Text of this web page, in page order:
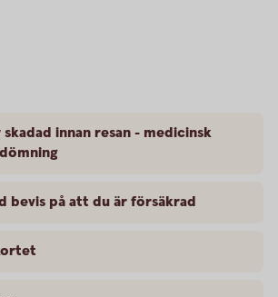
innan resan - medicinsk
bevis på att du är försäkrad